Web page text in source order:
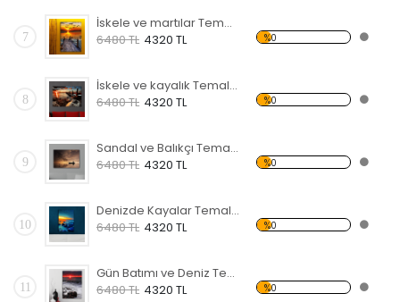
7
İskele ve martılar Temalı Kanvas Tablo
6480 TL 4320 TL %0
8
İskele ve kayalık Temalı Kanvas Tablo
6480 TL 4320 TL %0
9
Sandal ve Balıkçı Temalı Kanvas Tablo
6480 TL 4320 TL %0
10
Denizde Kayalar Temalı Kanvas Tablo
6480 TL 4320 TL %0
11
Gün Batımı ve Deniz Temalı Kanvas Tablo
6480 TL 4320 TL %0